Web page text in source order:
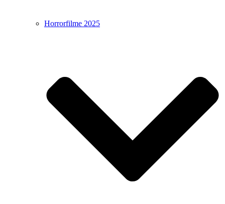
Horrorfilme 2025